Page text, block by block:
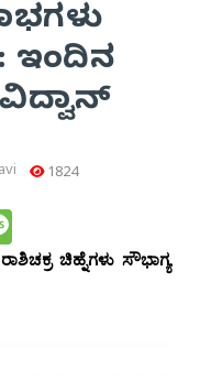
ಇಂದಿನ
1824
ಚಿಹ್ನೆಗಳು ಸೌಭಾಗ್ಯ